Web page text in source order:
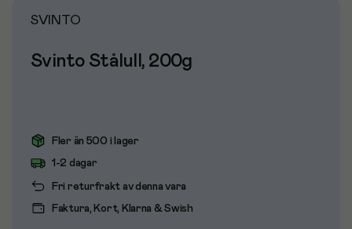
SVINTO
Svinto Stålull, 200g
Fler än 500 i lager
Fri returfrakt av denna vara
1-2 dagar
Faktura, Kort, Klarna & Swish